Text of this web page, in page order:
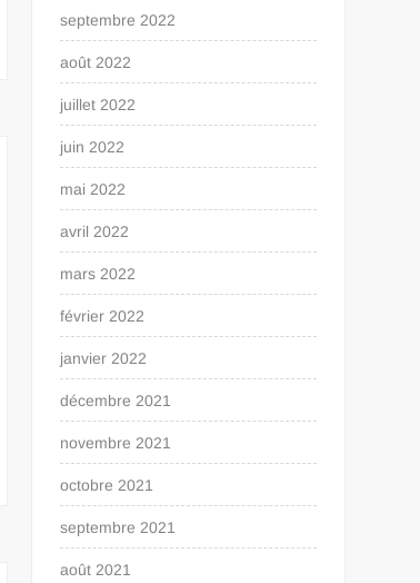
septembre 2022
août 2022
juillet 2022
juin 2022
mai 2022
avril 2022
mars 2022
février 2022
janvier 2022
décembre 2021
novembre 2021
octobre 2021
septembre 2021
août 2021